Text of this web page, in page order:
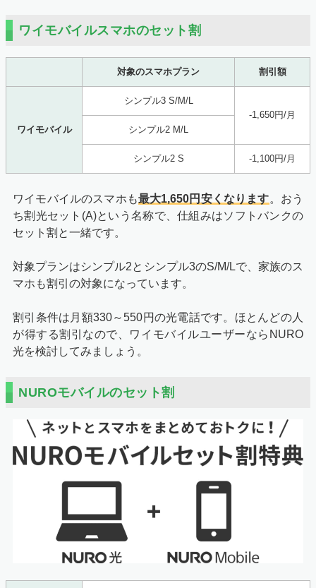
ワイモバイルスマホのセット割
対象のスマホプラン 割引額
ワイモバイル
シンプル3 S/M/L
-1,650円/月
シンプル2 M/L
シンプル2 S -1,100円/月
ワイモバイルのスマホも最大1,650円安くなります。おう
ち割光セット(A)という名称で、仕組みはソフトバンクの
セット割と一緒です。
対象プランはシンプル2とシンプル3のS/M/Lで、家族のス
マホも割引の対象になっています。
割引条件は月額330～550円の光電話です。ほとんどの人
が得する割引なので、ワイモバイルユーザーならNURO
光を検討してみましょう。
NUROモバイルのセット割